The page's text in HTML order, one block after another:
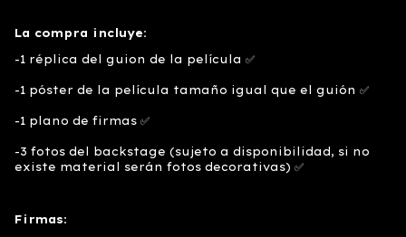
La compra incluye:
-1 réplica del guion de la película ✅
-1 póster de la película tamaño igual que el guión ✅
-1 plano de firmas ✅
-3 fotos del backstage (sujeto a disponibilidad, si no
existe material serán fotos decorativas) ✅
Firmas: